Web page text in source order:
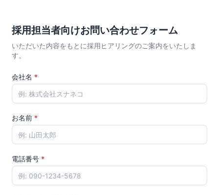
採用担当者向けお問い合わせフォーム
いただいた内容をもとに採用ヒアリングのご案内をいたしま
す。
会社名 *
お名前 *
電話番号 *